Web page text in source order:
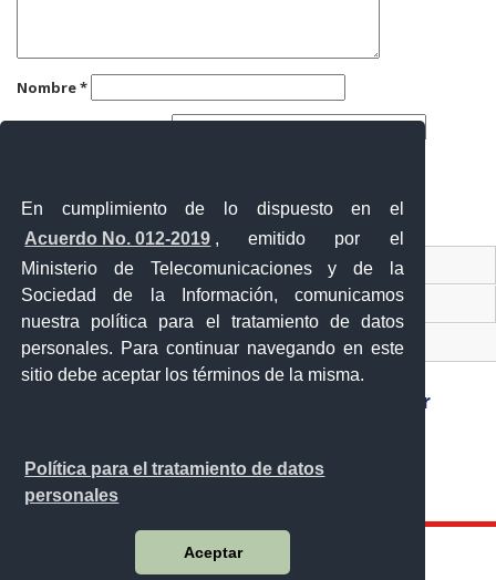
En cumplimiento de lo dispuesto en el
Acuerdo No. 012-2019 , emitido por el
Ministerio de Telecomunicaciones y de la
Sociedad de la Información, comunicamos
nuestra política para el tratamiento de datos
personales. Para continuar navegando en este
sitio debe aceptar los términos de la misma.
Política para el tratamiento de datos
personales
Aceptar
Nombre*
Correo electrónico*
Contacto Ciudadano
Ventanilla Única de Comercio Exterior
Sistema Nacional de Información (SNI)
Sánchez y Cifuentes y Juan de Velasco esquina,
Ibarra - Ecuador